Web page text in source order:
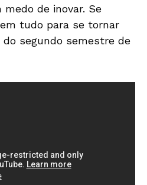
de inovar. Se
tudo para se tornar
segundo semestre de